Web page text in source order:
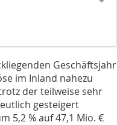
Geschäftsjahr
im Inland nahezu
der teilweise sehr
gesteigert
5,2 % auf 47,1 Mio. €